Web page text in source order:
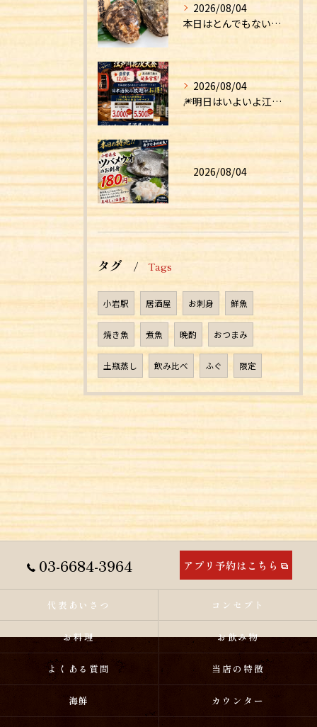
2026/08/04
本日はとんでもない食材が入荷しました！！
2026/08/04
🎆明日はいよいよ江戸川花火大会！🎆
2026/08/04
タグ Tags
小岩駅 居酒屋 お刺身 鮮魚
焼き魚 煮魚 晩酌 おつまみ
土瓶蒸し 飲み比べ ふぐ 限定
03-6684-3964 アプリ予約はこちら
代表あいさつ コンセプト
お料理 お飲み物
よくある質問 当店の特徴
海鮮 カウンター